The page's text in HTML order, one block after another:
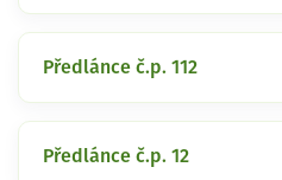
Předlánce č.p. 112
Předlánce č.p. 12